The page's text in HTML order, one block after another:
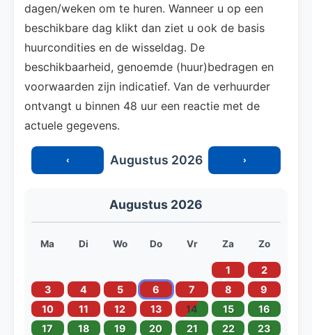
dagen/weken om te huren. Wanneer u op een
beschikbare dag klikt dan ziet u ook de basis
huurcondities en de wisseldag. De
beschikbaarheid, genoemde (huur)bedragen en
voorwaarden zijn indicatief. Van de verhuurder
ontvangt u binnen 48 uur een reactie met de
actuele gegevens.
‹ Augustus 2026 ›
Augustus 2026
Ma Di Wo Do Vr Za Zo
1
2
3
4 5 6 7 8
9
10
11 12 13 14 15
16
17
18 19 20 21 22
23